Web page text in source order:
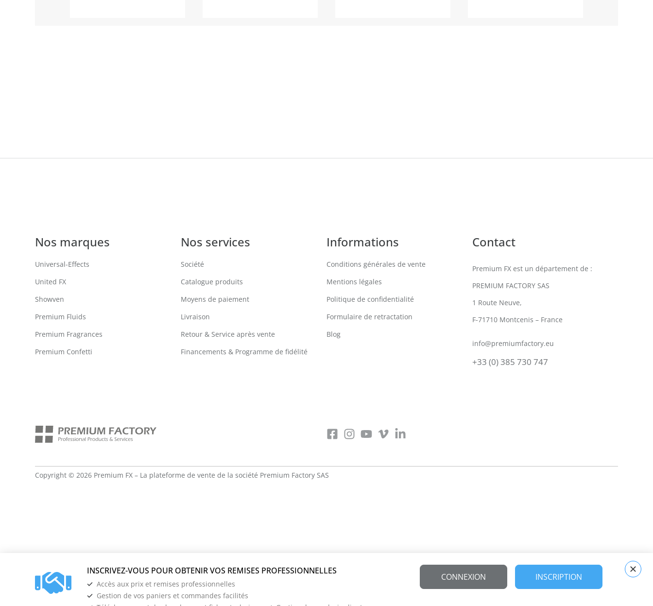
Nos marques
Universal-Effects
United FX
Showven
Premium Fluids
Premium Fragrances
Premium Confetti
Nos services
Société
Catalogue produits
Moyens de paiement
Livraison
Retour & Service après vente
Financements & Programme de fidélité
Informations
Conditions générales de vente
Mentions légales
Politique de confidentialité
Formulaire de retractation
Blog
Contact
Premium FX est un département de :
PREMIUM FACTORY SAS
1 Route Neuve,
F-71710 Montcenis – France
info@premiumfactory.eu
+33 (0) 385 730 747
Copyright © 2026 Premium FX – La plateforme de vente de la société Premium Factory SAS
Accès aux prix et remises professionnelles
Gestion de vos paniers et commandes facilités
CONNEXION INSCRIPTION